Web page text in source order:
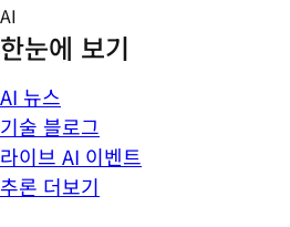
Skip
to
content
AI
한눈에 보기
AI 뉴스
기술 블로그
라이브 AI 이벤트
추론 더보기